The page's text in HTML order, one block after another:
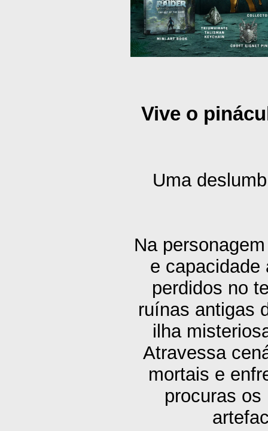
Vive o
Uma
Na
e capacidade
perdidos no
ruínas antigas
ilha
Atravessa
mortais e
procuras